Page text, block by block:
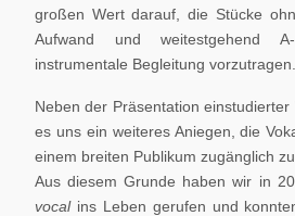
großen Wert darauf, die Stücke
Aufwand und weitestgehend
instrumentale Begleitung vorzutragen.
Neben der Präsentation
es uns ein weiteres Aniegen, die
einem breiten Publikum zugänglich zu
Aus diesem Grunde haben wir in
vocal ins Leben gerufen und